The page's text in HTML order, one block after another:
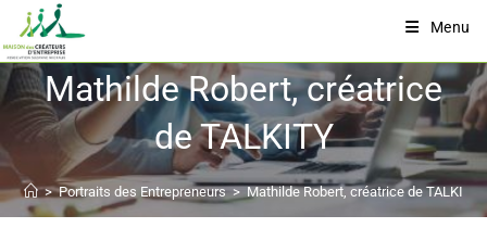
Menu
Mathilde Robert, créatrice
de TALKITY
> Portraits des Entrepreneurs > Mathilde Robert, créatrice de TALKITY